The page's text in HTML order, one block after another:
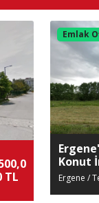
Yolu Var
TL
Emlak
Konut
Satılık
Ergene /